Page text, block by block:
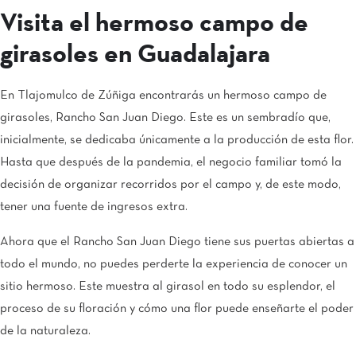
Visita el hermoso campo de
girasoles en Guadalajara
En Tlajomulco de Zúñiga encontrarás un hermoso campo de
girasoles, Rancho San Juan Diego. Este es un sembradío que,
inicialmente, se dedicaba únicamente a la producción de esta flor.
Hasta que después de la pandemia, el negocio familiar tomó la
decisión de organizar recorridos por el campo y, de este modo,
tener una fuente de ingresos extra.
Ahora que el Rancho San Juan Diego tiene sus puertas abiertas a
todo el mundo, no puedes perderte la experiencia de conocer un
sitio hermoso. Este muestra al girasol en todo su esplendor, el
proceso de su floración y cómo una flor puede enseñarte el poder
de la naturaleza.